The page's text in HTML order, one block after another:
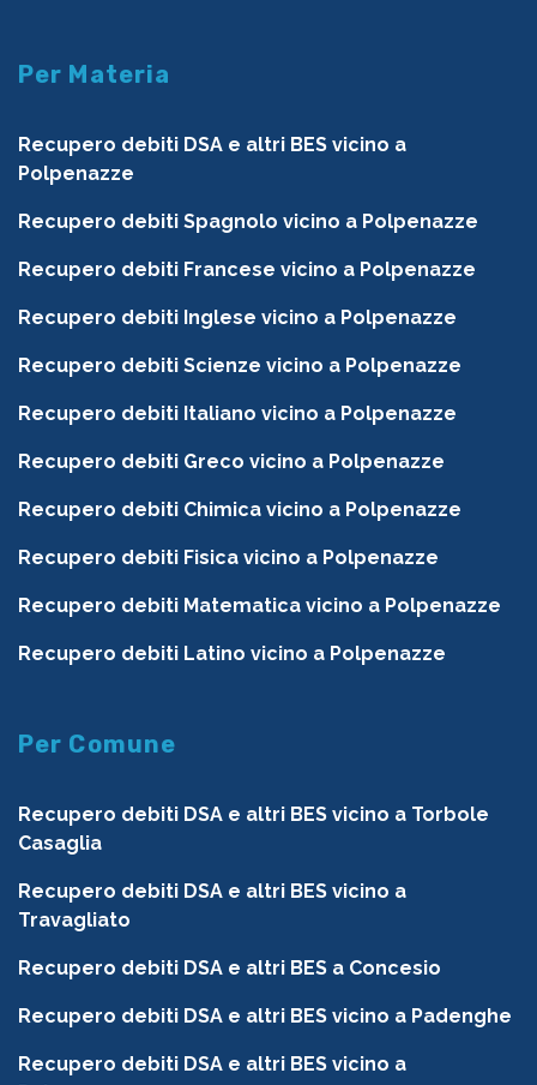
Per Materia
Recupero debiti DSA e altri BES vicino a
Polpenazze
Recupero debiti Spagnolo vicino a Polpenazze
Recupero debiti Francese vicino a Polpenazze
Recupero debiti Inglese vicino a Polpenazze
Recupero debiti Scienze vicino a Polpenazze
Recupero debiti Italiano vicino a Polpenazze
Recupero debiti Greco vicino a Polpenazze
Recupero debiti Chimica vicino a Polpenazze
Recupero debiti Fisica vicino a Polpenazze
Recupero debiti Matematica vicino a Polpenazze
Recupero debiti Latino vicino a Polpenazze
Per Comune
Recupero debiti DSA e altri BES vicino a Torbole
Casaglia
Recupero debiti DSA e altri BES vicino a
Travagliato
Recupero debiti DSA e altri BES a Concesio
Recupero debiti DSA e altri BES vicino a Padenghe
Recupero debiti DSA e altri BES vicino a